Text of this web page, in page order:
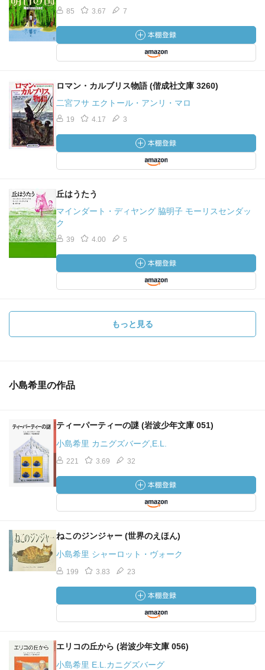
85 3.67 7
ロマン・カルブリス物語 (偕成社文庫 3260)
二宮フサ エクトール・アンリ・マロ
19 4.17 3
丘はうたう
マインダート・ディヤング 脇明子 モーリスセンダッ
ク
39 4.00 5
もっと見る
小島希里の作品
ティーパーティーの謎 (岩波少年文庫 051)
小島希里 カニグズバーグ,E.L.
221 3.69 32
ねこのジンジャー (世界のえほん)
小島希里 シャーロット・ヴォーク
199 3.83 23
エリコの丘から (岩波少年文庫 056)
小島希里 E.L.カニグズバーグ